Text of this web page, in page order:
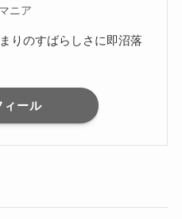
ニア
りのすばらしさに即沼落
ィール